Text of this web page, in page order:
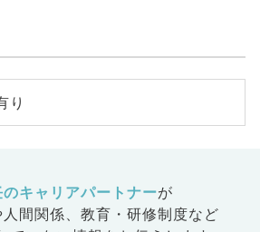
り
のキャリアパートナーが
間関係、 教育・研修制度など